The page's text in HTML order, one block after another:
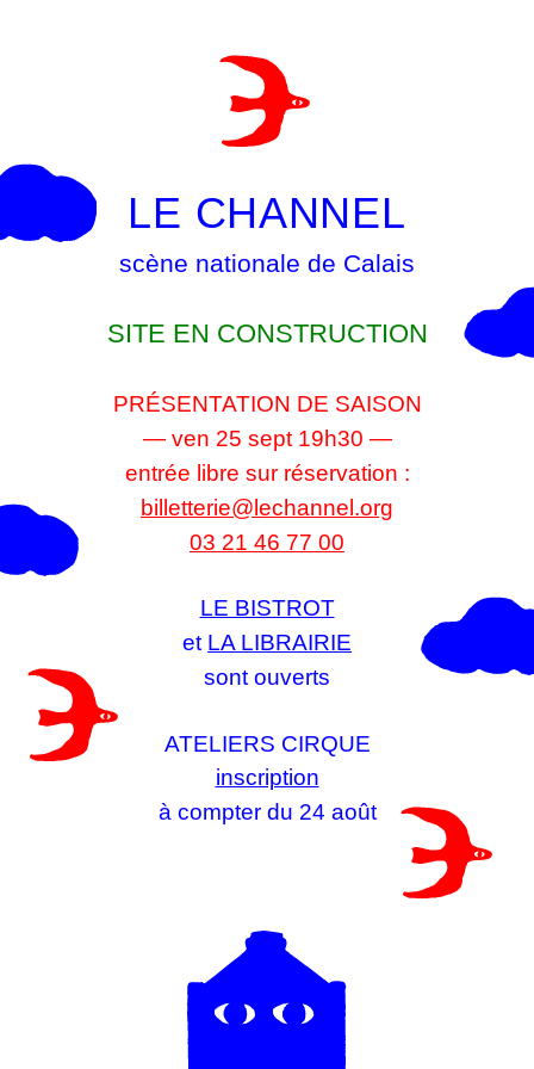
LE CHANNEL
scène nationale de Calais
SITE EN CONSTRUCTION
PRÉSENTATION DE SAISON
— ven 25 sept 19h30 —
entrée libre sur réservation :
billetterie@lechannel.org
03 21 46 77 00
LE BISTROT
et LA LIBRAIRIE
sont ouverts
ATELIERS CIRQUE
inscription
à compter du 24 août